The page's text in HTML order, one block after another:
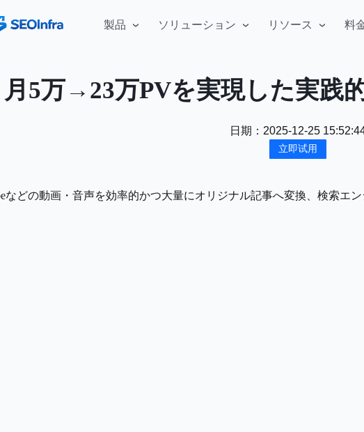
製品 ソリューション リソース 料
月5万→23万PVを実現した実践
日期： 2025-12-25
立即试用
どの動画・音声を効率的かつ大量にオリジナル記事へ変換、検